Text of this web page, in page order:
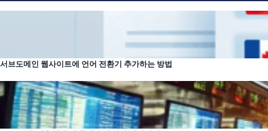
서브도메인 웹사이트에 언어 전환기 추가하는 방법